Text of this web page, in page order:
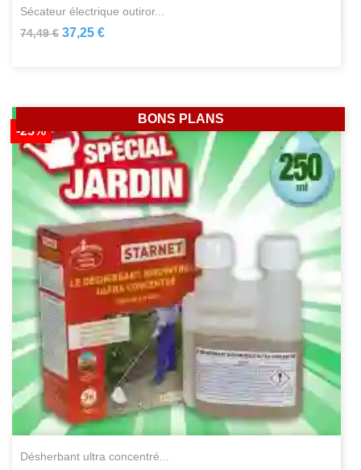
sécateur électrique outiror...
74,49 € 37,25 €
désherbant ultra concentré...
-25%
BONS PLANS